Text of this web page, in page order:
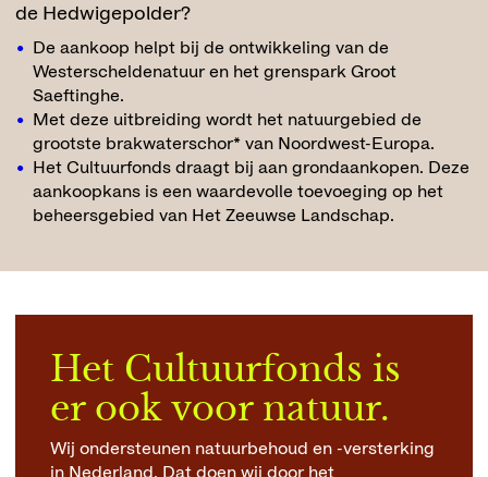
de Hedwigepolder?
De aankoop helpt bij de ontwikkeling van de
Westerscheldenatuur en het grenspark Groot
Saeftinghe.
Met deze uitbreiding wordt het natuurgebied de
grootste brakwaterschor* van Noordwest-Europa.
Het Cultuurfonds draagt bij aan grondaankopen. Deze
aankoopkans is een waardevolle toevoeging op het
beheersgebied van Het Zeeuwse Landschap.
Het Cultuurfonds is
er ook voor natuur.
Wij ondersteunen natuurbehoud en -versterking
in Nederland. Dat doen wij door het